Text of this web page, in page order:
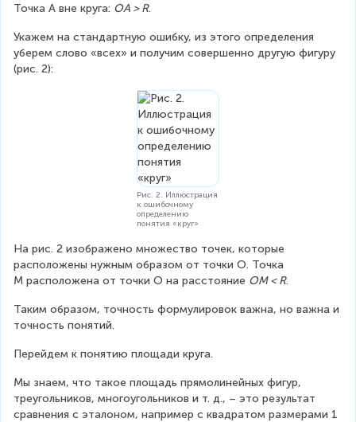
Точка А вне круга: OA > R.
Укажем на стандартную ошибку, из этого определения
уберем слово «всех» и получим совершенно другую фигуру
(рис. 2):
Рис. 2. Иллюстрация
к ошибочному
определению
понятия «круг»
На рис. 2 изображено множество точек, которые
расположены нужным образом от точки O. Точка
M расположена от точки O на расстояние OM < R.
Таким образом, точность формулировок важна, но важна и
точность понятий.
Перейдем к понятию площади круга.
Мы знаем, что такое площадь прямолинейных фигур,
треугольников, многоугольников и т. д., – это результат
сравнения с эталоном, например с квадратом размерами 1